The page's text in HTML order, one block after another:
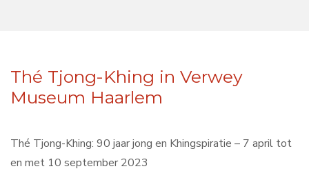
Thé Tjong-Khing in Verwey
Museum Haarlem
Thé Tjong-Khing: 90 jaar jong en Khingspiratie – 7 april tot
en met 10 september 2023